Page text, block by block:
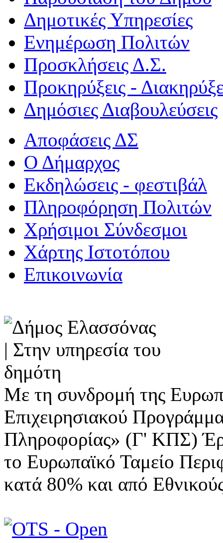
Δημοτικές Υπηρεσίες
Ενημέρωση Πολιτών
Προσκλήσεις Δ.Σ.
Προκηρύξεις -
Δημόσιες Διαβουλεύσεις
Αποφάσεις ΔΣ
Ο Δήμαρχος
Εκδηλώσεις - φεστιβάλ
Πληροφόρηση Πολιτών
Χρήσιμοι Σύνδεσμοι
Χάρτης Ιστοτόπου
Επικοινωνία
Με τη συνδρομή της
Επιχειρησιακού
Πληροφορίας» (Γ' ΚΠΣ)
το Ευρωπαϊκό Ταμείο
κατά 80% και από